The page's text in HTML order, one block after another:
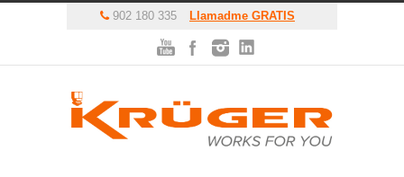
902 180 335 Llamadme GRATIS